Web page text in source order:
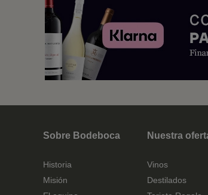
Sobre Bodeboca
Historia
Misión
Nuestra
Vinos
Destilados